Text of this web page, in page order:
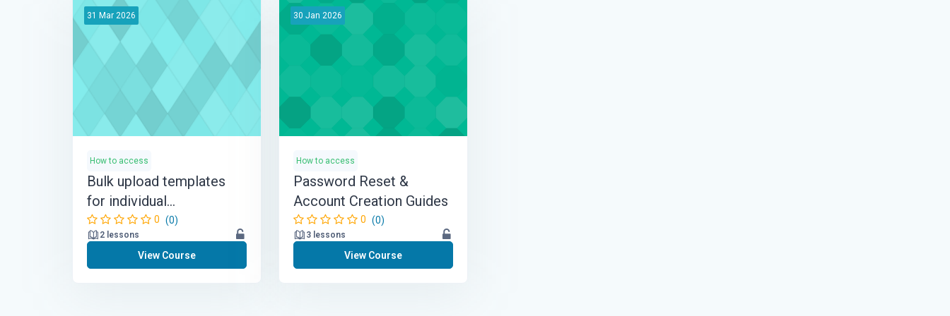
31 Mar 2026
How to access
Bulk upload templates
for individual
Organisations
0 (0)
2 lessons
View Course
30 Jan 2026
How to access
Password Reset &
Account Creation Guides
0 (0)
3 lessons
View Course